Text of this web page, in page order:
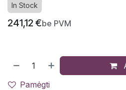
In Stock
241,12€be PVM
Pamėgti